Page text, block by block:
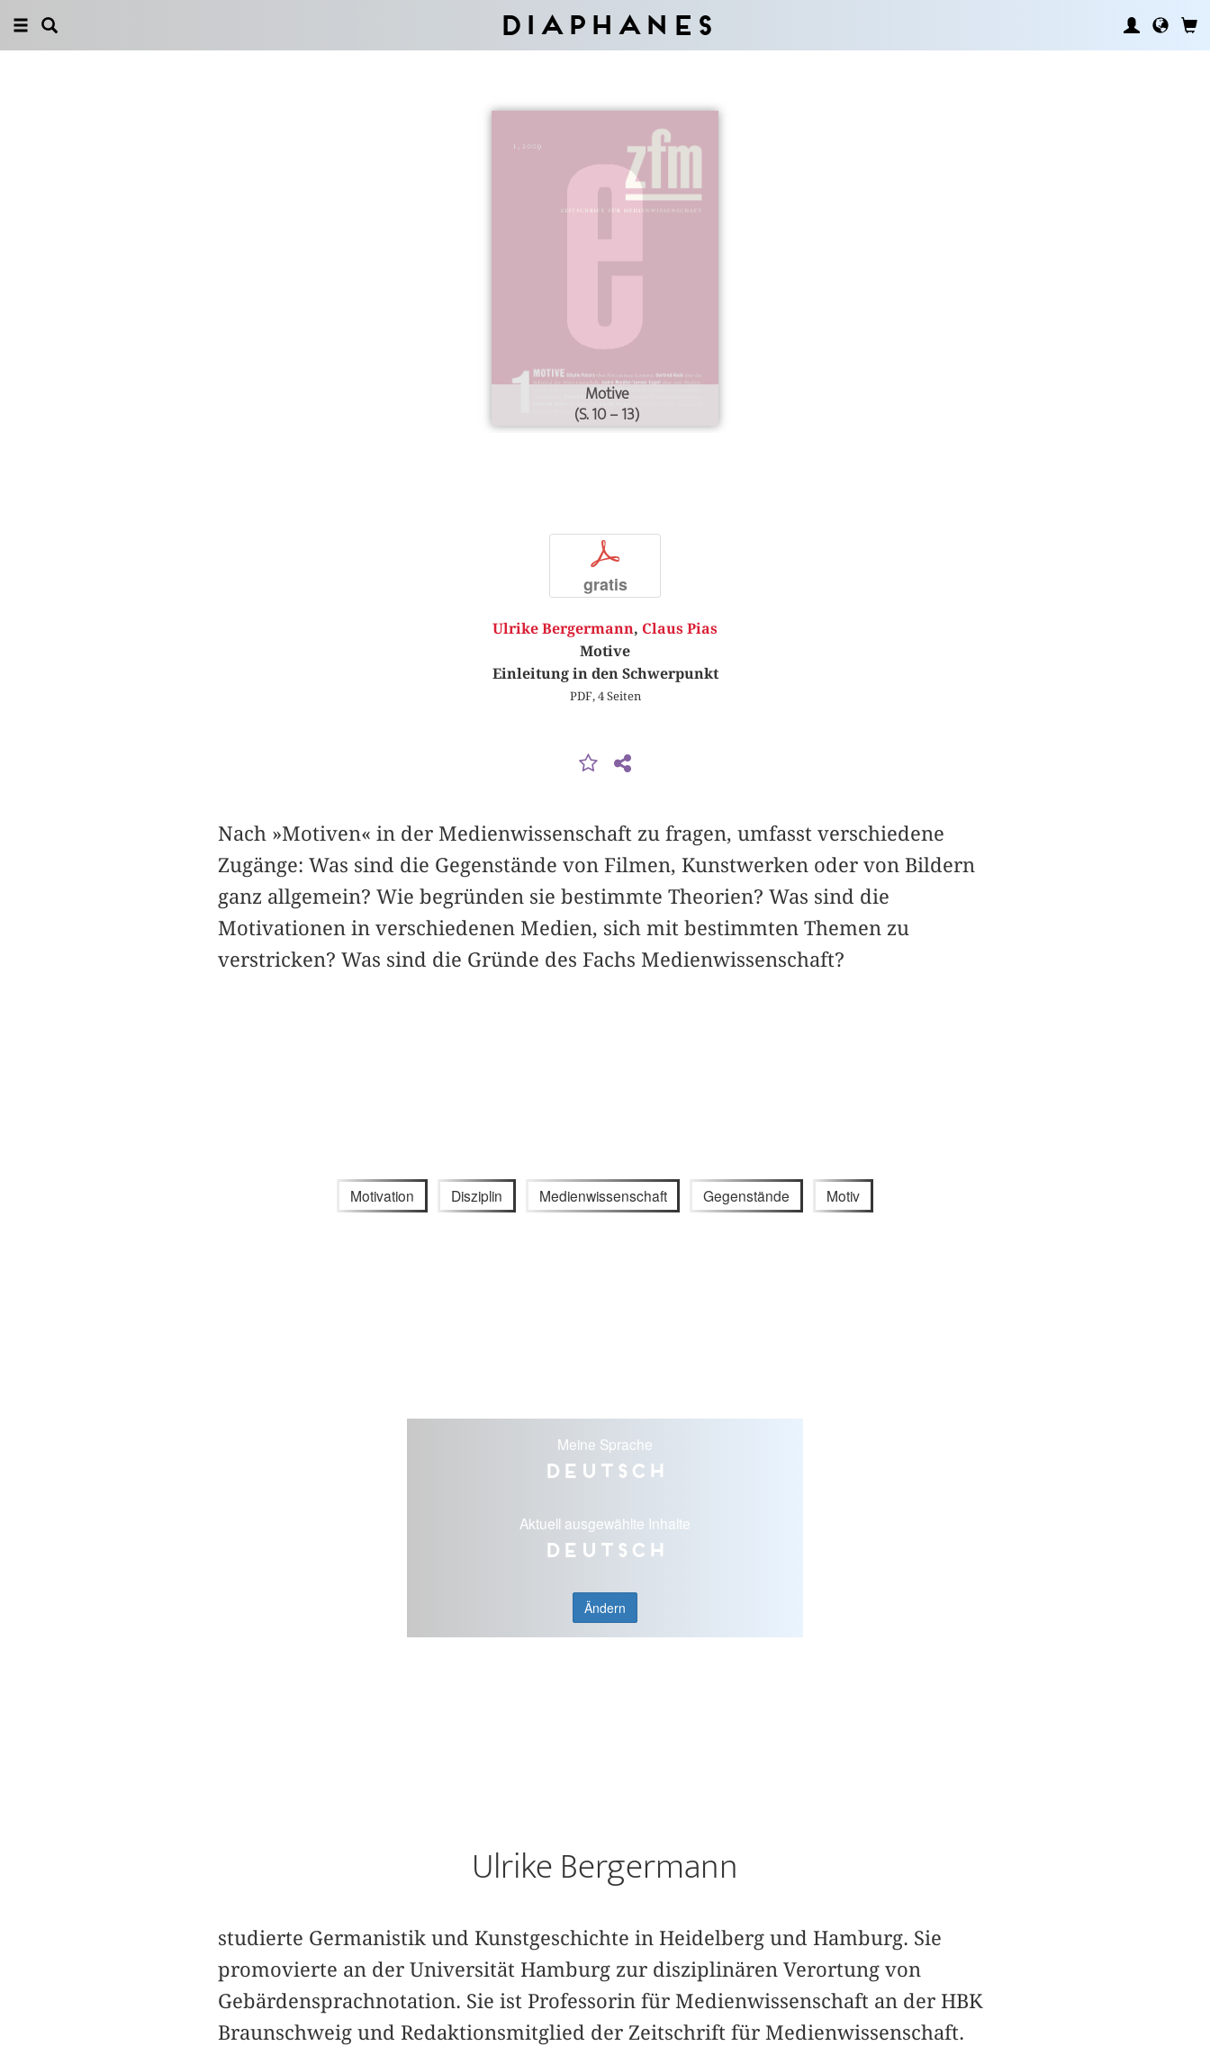
Diaphanes
Motive
(S. 10 – 13)
p
gratis
Ulrike Bergermann, Claus Pias
Motive
Einleitung in den Schwerpunkt
PDF, 4 Seiten
Nach »Motiven« in der Medienwissenschaft zu fragen, umfasst verschiedene
Zugänge: Was sind die Gegenstände von Filmen, Kunstwerken oder von Bildern
ganz allgemein? Wie begründen sie bestimmte Theorien? Was sind die
Motivationen in verschiedenen Medien, sich mit bestimmten Themen zu
verstricken? Was sind die Gründe des Fachs Medienwissenschaft?
Motivation Disziplin Medienwissenschaft Gegenstände Motiv
Meine Sprache
Deutsch
Aktuell ausgewählte Inhalte
Deutsch
Ändern
Ulrike Bergermann
studierte Germanistik und Kunstgeschichte in Heidelberg und Hamburg. Sie
promovierte an der Universität Hamburg zur disziplinären Verortung von
Gebärdensprachnotation. Sie ist Professorin für Medienwissenschaft an der HBK
Braunschweig und Redaktionsmitglied der Zeitschrift für Medienwissenschaft.